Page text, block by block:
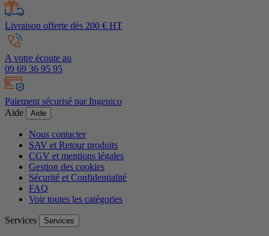
Livraison offerte dès 200 € HT
A votre écoute au
09 69 36 95 95
Paiement sécurisé par Ingenico
Aide
Aide
Nous contacter
SAV et Retour produits
CGV et mentions légales
Gestion des cookies
Sécurité et Confidentialité
FAQ
Voir toutes les catégories
Services Services